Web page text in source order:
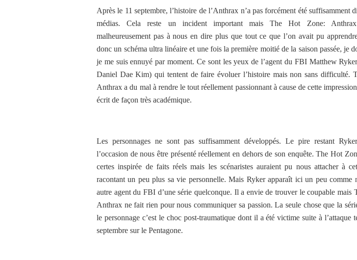
Après le 11 septembre, l’histoire de l’Anthrax n’a pas forcément été suffisamment
médias. Cela reste un incident important mais The Hot Zone:
malheureusement pas à nous en dire plus que tout ce que l’on avait pu
donc un schéma ultra linéaire et une fois la première moitié de la saison passée, je
je me suis ennuyé par moment. Ce sont les yeux de l’agent du FBI Matthew
Daniel Dae Kim) qui tentent de faire évoluer l’histoire mais non sans difficulté.
Anthrax a du mal à rendre le tout réellement passionnant à cause de cette
écrit de façon très académique.
Les personnages ne sont pas suffisamment développés. Le pire restant
l’occasion de nous être présenté réellement en dehors de son enquête. The Hot
certes inspirée de faits réels mais les scénaristes auraient pu nous attacher à
racontant un peu plus sa vie personnelle. Mais Ryker apparaît ici un peu comme
autre agent du FBI d’une série quelconque. Il a envie de trouver le coupable mais
Anthrax ne fait rien pour nous communiquer sa passion. La seule chose que la
le personnage c’est le choc post-traumatique dont il a été victime suite à l’attaque
septembre sur le Pentagone.